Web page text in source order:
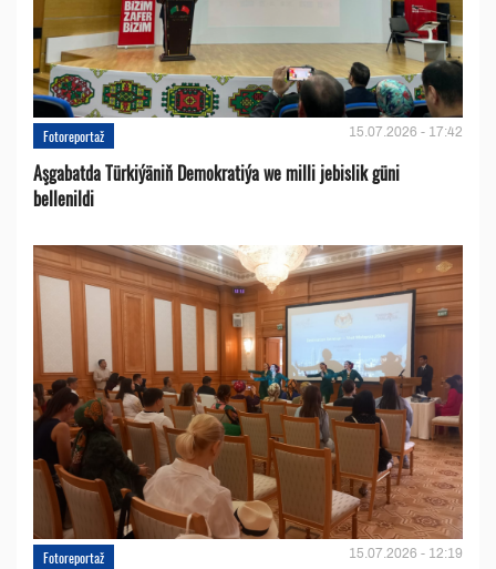
Fotoreportaž 15.07.2026 - 17:42
Aşgabatda Türkiýäniň Demokratiýa we milli jebislik güni
bellenildi
Fotoreportaž 15.07.2026 - 12:19